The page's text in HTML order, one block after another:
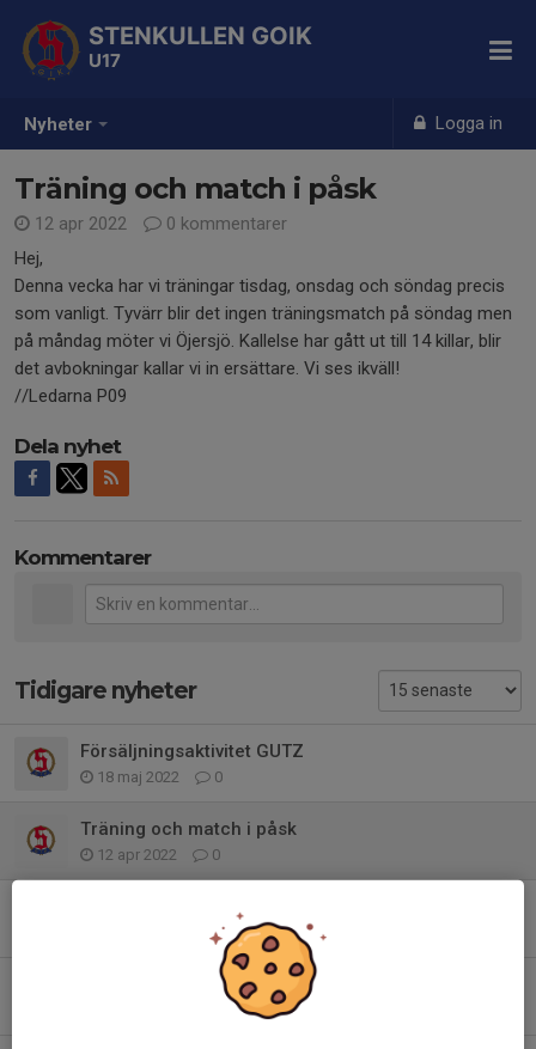
Nyheter Logga in
STENKULLEN GOIK
U17
Träning och match i påsk
12 apr 2022
0 kommentarer
Hej,
Denna vecka har vi träningar tisdag, onsdag och söndag precis
som vanligt. Tyvärr blir det ingen träningsmatch på söndag men
på måndag möter vi Öjersjö. Kallelse har gått ut till 14 killar, blir
det avbokningar kallar vi in ersättare. Vi ses ikväll!
//Ledarna P09
Dela nyhet
Kommentarer
Tidigare nyheter
Försäljningsaktivitet GUTZ
18 maj 2022 0
Träning och match i påsk
12 apr 2022 0
0
Träningsmatchen mot IFK Hindås inställd